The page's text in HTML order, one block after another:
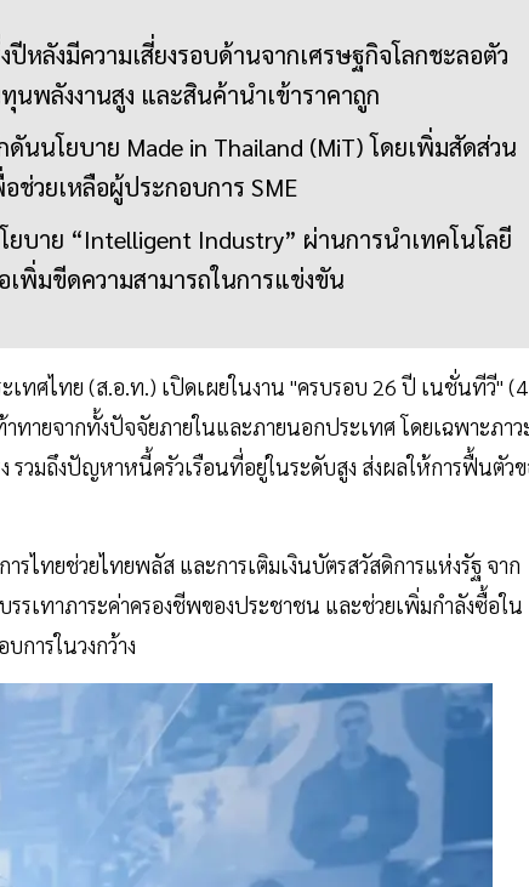
หลังมีความเสี่ยงรอบด้านจากเศรษฐกิจโลกชะลอตัว
พลังงานสูง และสินค้านำเข้าราคาถูก
นนโยบาย Made in Thailand (MiT) โดยเพิ่มสัดส่วน
ช่วยเหลือผู้ประกอบการ SME
ยบาย “Intelligent Industry” ผ่านการนำเทคโนโลยี
พิ่มขีดความสามารถในการแข่งขัน
เทศไทย (ส.อ.ท.) เปิดเผยในงาน "ครบรอบ 26 ปี เนชั่นทีวี" (4
ทายจากทั้งปัจจัยภายในและภายนอกประเทศ โดยเฉพาะภาว
รวมถึงปัญหาหนี้ครัวเรือนที่อยู่ในระดับสูง ส่งผลให้การฟื้นตัวข
รไทยช่วยไทยพลัส และการเติมเงินบัตรสวัสดิการแห่งรัฐ จาก
เทาภาระค่าครองชีพของประชาชน และช่วยเพิ่มกำลังซื้อใน
การในวงกว้าง